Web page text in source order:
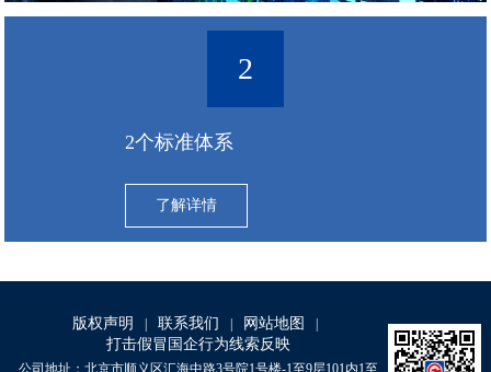
2
2个标准体系
了解详情
版权声明 | 联系我们 | 网站地图 |
打击假冒国企行为线索反映
公司地址：北京市顺义区汇海中路3号院1号楼-1至9层101内1至